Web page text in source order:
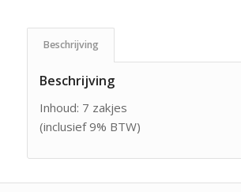
Beschrijving
Beschrijving
Inhoud: 7 zakjes
(inclusief 9% BTW)